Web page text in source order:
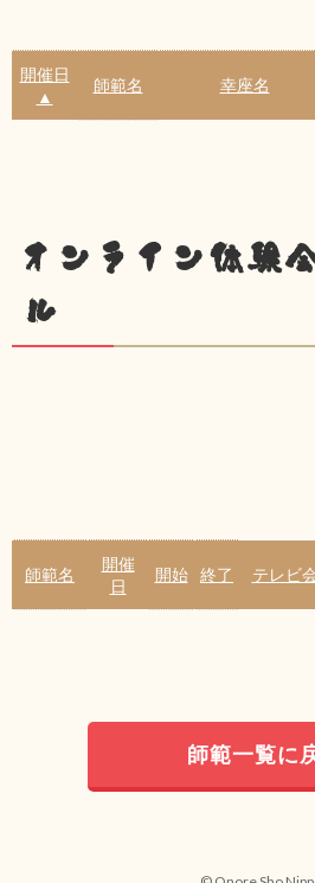
開催日
▲
師範名 幸座名
オンライン体験
ル
師範名
開催
日
開始 終了 テレビ
師範一覧に